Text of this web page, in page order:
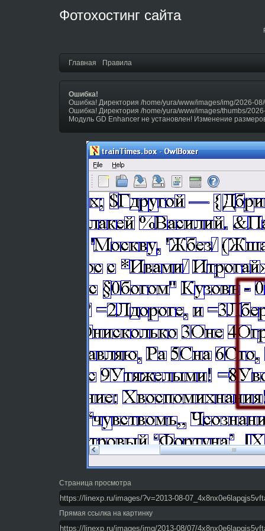
Фотохостинг сайта
Главная Правила
Ошибка!
Ошибка! Директория /home/yura/www/images/img/2026-
Ошибка! Директория /home/yura/www/images/thumbs/
Модуль GD Enhancer не установлен! Изменение
Страница просмотра
Прямая ссылка на картинку